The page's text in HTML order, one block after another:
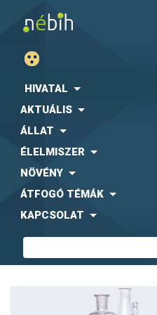
HIVATAL
AKTUÁLIS
ÁLLAT
ÉLELMISZER
NÖVÉNY
ÁTFOGÓ TÉMÁK
KAPCSOLAT